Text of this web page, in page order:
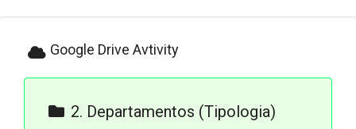
Google Drive Avtivity
2. Departamentos (tipologia)